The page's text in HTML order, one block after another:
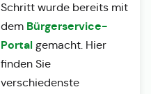
Schritt wurde bereits mit
dem Bürgerservice-
Portalgemacht. Hier
finden Sie
verschiedenste